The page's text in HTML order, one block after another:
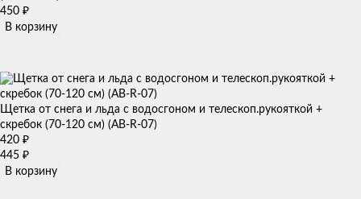
450 ₽
В корзину
Щетка от снега и льда с водосгоном и телескоп.рукояткой +
скребок (70-120 см) (AB-R-07)
420 ₽
445 ₽
В корзину